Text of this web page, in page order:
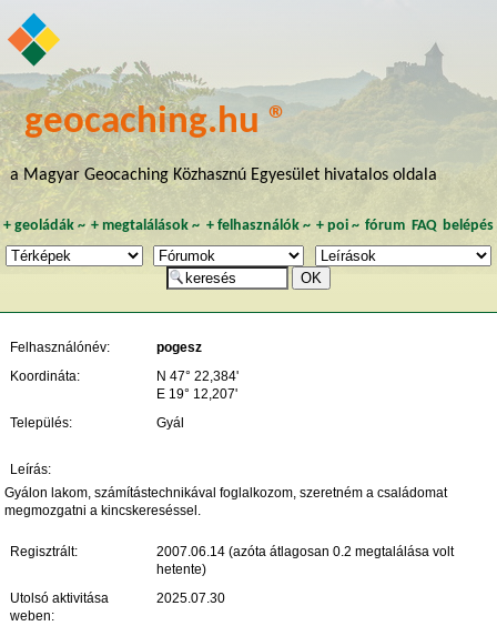
geocaching.hu ®
a Magyar Geocaching Közhasznú Egyesület hivatalos oldala
+ geoládák~ +megtalálások ~ + felhasználók~ + poi~ fórum FAQ belépés
Felhasználónév:
pogesz
Koordináta:
N 47° 22,384'
E 19° 12,207'
Település:
Gyál
Leírás:
Gyálon lakom, számítástechnikával foglalkozom, szeretném a családomat
megmozgatni a kincskereséssel.
Regisztrált:
2007.06.14 (azóta átlagosan 0.2 megtalálása volt
hetente)
Utolsó aktivitása
weben:
2025.07.30